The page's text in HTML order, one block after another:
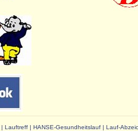
| Lauftreff | HANSE-Gesundheitslauf | Lauf-